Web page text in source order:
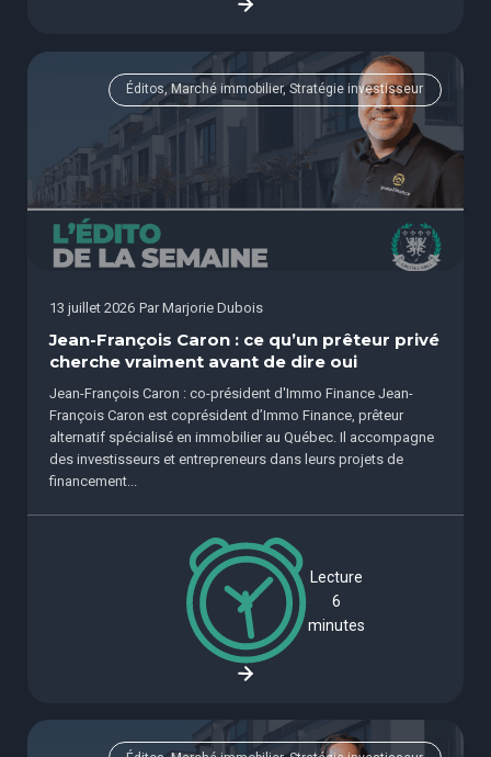
Éditos, Marché immobilier, Stratégie investisseur
13 juillet 2026 Par Marjorie Dubois
Jean-François Caron : ce qu’un prêteur privé
cherche vraiment avant de dire oui
Jean-François Caron : co-président d'Immo Finance Jean-
François Caron est coprésident d’Immo Finance, prêteur
alternatif spécialisé en immobilier au Québec. Il accompagne
des investisseurs et entrepreneurs dans leurs projets de
financement...
Lecture
6
minutes